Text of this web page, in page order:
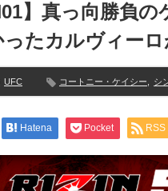
】真っ向勝負
たカルヴィーロ
UFC コートニー・ケイシー シ
Hatena Pocket RSS